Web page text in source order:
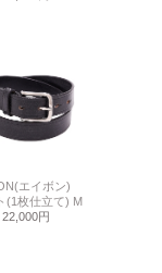
エイボン)
(1枚仕立て) M
22,000円